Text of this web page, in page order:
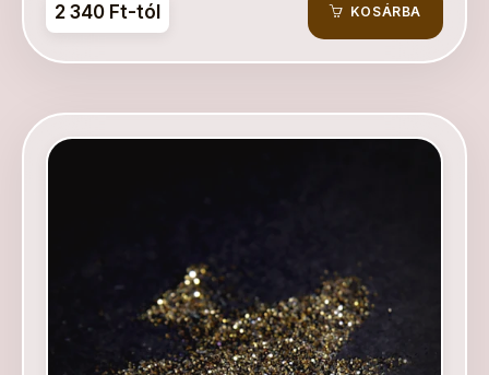
2 340 Ft-tól KOSÁRBA